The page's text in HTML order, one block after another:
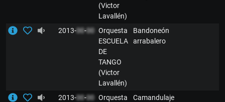
(Victor
Lavallén)
2013-00-00 Orquesta
ESCUELA
DE
TANGO
(Victor
Lavallén)
Bandoneón
arrabalero
2013-00-00 Orquesta
Camandulaje